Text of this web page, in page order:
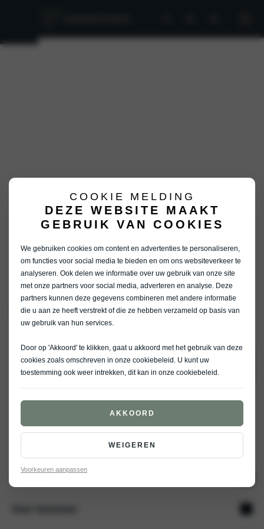
COOKIE MELDING
DEZE WEBSITE MAAKT
GEBRUIK VAN COOKIES
We gebruiken cookies om content en advertenties te personaliseren,
om functies voor social media te bieden en om ons websiteverkeer te
analyseren. Ook delen we informatie over uw gebruik van onze site
met onze partners voor social media, adverteren en analyse. Deze
partners kunnen deze gegevens combineren met andere informatie
die u aan ze heeft verstrekt of die ze hebben verzameld op basis van
uw gebruik van hun services.
Door op 'Akkoord' te klikken, gaat u akkoord met het gebruik van deze
cookies zoals omschreven in onze cookiebeleid . U kunt uw
toestemming ook weer intrekken, dit kan in onze cookiebeleid .
AKKOORD
WEIGEREN
Voorkeuren aanpassen
Home Schadeherstel reparatie plannen